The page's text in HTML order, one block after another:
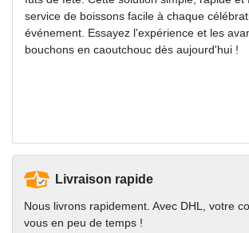
service de boissons facile à chaque
événement. Essayez l'expérience et les
bouchons en caoutchouc dès aujourd'hui !
Livraison rapide
Nous livrons rapidement. Avec DHL, votre
vous en peu de temps !